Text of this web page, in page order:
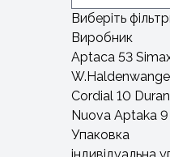
Виберіть
Виробник
Aptaca 53
Cordial 10 Duran
Nuova Aptaka 9
Упаковка